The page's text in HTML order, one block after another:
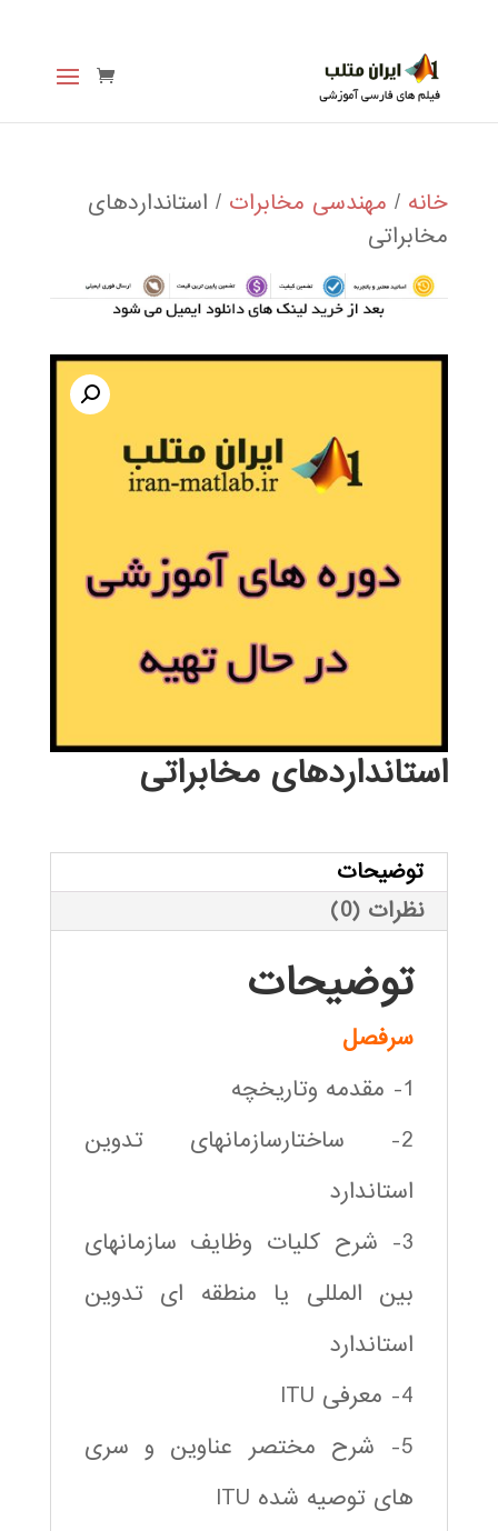
خانه / مهندسی مخابرات / استانداردهای
مخابراتی
استانداردهای مخابراتی
توضیحات
نظرات (0)
توضیحات
سرفصل
1- مقدمه وتاریخچه
2- ساختارسازمانهای تدوین
استاندارد
3- شرح کلیات وظایف سازمانهای
بین المللی یا منطقه ای تدوین
استاندارد
4- معرفی ITU
5- شرح مختصر عناوین و سری
های توصیه شده ITU